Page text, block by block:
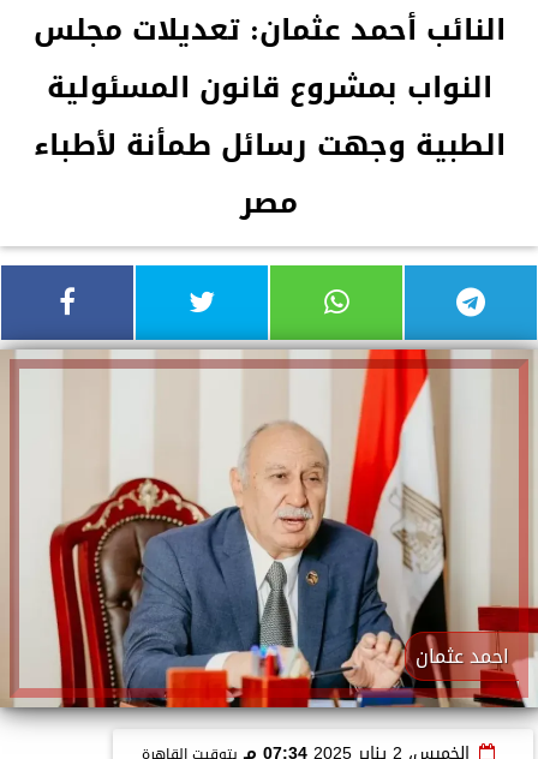
النائب أحمد عثمان: تعديلات مجلس
النواب بمشروع قانون المسئولية
الطبية وجهت رسائل طمأنة لأطباء
مصر
احمد عثمان